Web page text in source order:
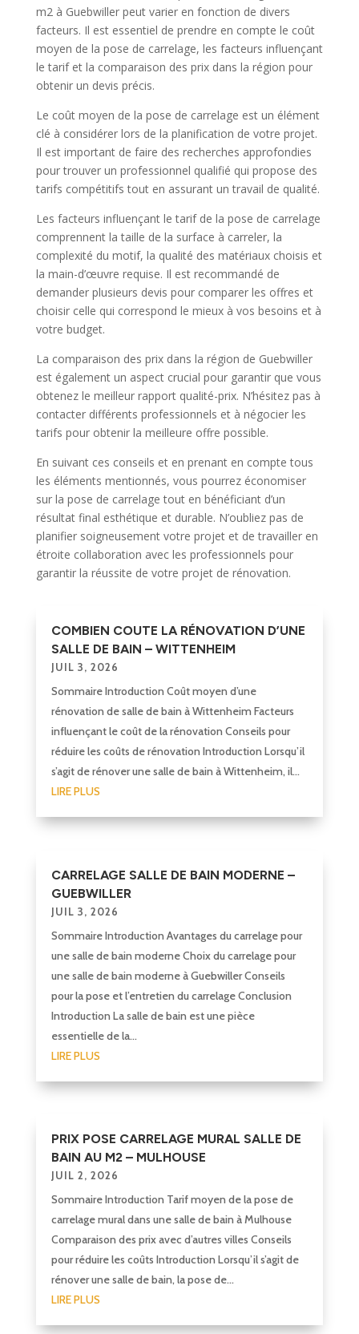
m2 à Guebwiller peut varier en fonction de divers
facteurs. Il est essentiel de prendre en compte le coût
moyen de la pose de carrelage, les facteurs influençant
le tarif et la comparaison des prix dans la région pour
obtenir un devis précis.
Le coût moyen de la pose de carrelage est un élément
clé à considérer lors de la planification de votre projet.
Il est important de faire des recherches approfondies
pour trouver un professionnel qualifié qui propose des
tarifs compétitifs tout en assurant un travail de qualité.
Les facteurs influençant le tarif de la pose de carrelage
comprennent la taille de la surface à carreler, la
complexité du motif, la qualité des matériaux choisis et
la main-d’œuvre requise. Il est recommandé de
demander plusieurs devis pour comparer les offres et
choisir celle qui correspond le mieux à vos besoins et à
votre budget.
La comparaison des prix dans la région de Guebwiller
est également un aspect crucial pour garantir que vous
obtenez le meilleur rapport qualité-prix. N’hésitez pas à
contacter différents professionnels et à négocier les
tarifs pour obtenir la meilleure offre possible.
En suivant ces conseils et en prenant en compte tous
les éléments mentionnés, vous pourrez économiser
sur la pose de carrelage tout en bénéficiant d’un
résultat final esthétique et durable. N’oubliez pas de
planifier soigneusement votre projet et de travailler en
étroite collaboration avec les professionnels pour
garantir la réussite de votre projet de rénovation.
COMBIEN COUTE LA RÉNOVATION D’UNE
SALLE DE BAIN – WITTENHEIM
JUIL 3, 2026
Sommaire Introduction Coût moyen d’une
rénovation de salle de bain à Wittenheim Facteurs
influençant le coût de la rénovation Conseils pour
réduire les coûts de rénovation Introduction Lorsqu’il
s’agit de rénover une salle de bain à Wittenheim, il...
LIRE PLUS
CARRELAGE SALLE DE BAIN MODERNE –
GUEBWILLER
JUIL 3, 2026
Sommaire Introduction Avantages du carrelage pour
une salle de bain moderne Choix du carrelage pour
une salle de bain moderne à Guebwiller Conseils
pour la pose et l’entretien du carrelage Conclusion
Introduction La salle de bain est une pièce
essentielle de la...
LIRE PLUS
PRIX POSE CARRELAGE MURAL SALLE DE
BAIN AU M2 – MULHOUSE
JUIL 2, 2026
Sommaire Introduction Tarif moyen de la pose de
carrelage mural dans une salle de bain à Mulhouse
Comparaison des prix avec d’autres villes Conseils
pour réduire les coûts Introduction Lorsqu’il s’agit de
rénover une salle de bain, la pose de...
LIRE PLUS